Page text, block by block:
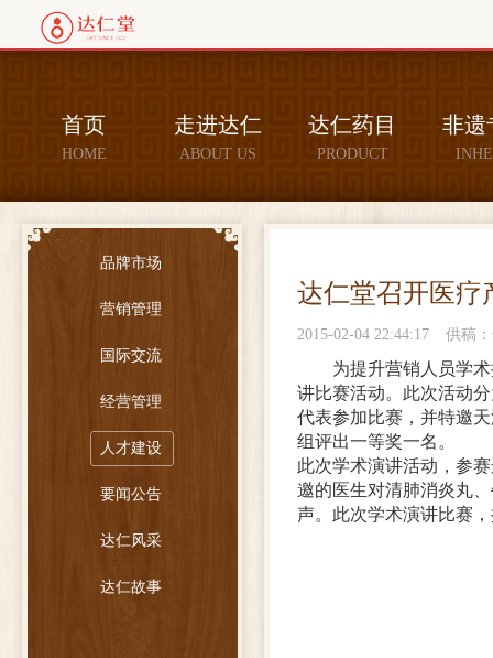
首页
HOME
走进达仁
ABOUT US
达仁药目
PRODUCT
非遗
品牌市场
营销管理
国际交流
经营管理
人才建设
要闻公告
达仁风采
达仁故事
达仁堂召开医疗
2015-02-04 22:44:17 供稿
为提升营销人员学
讲比赛活动。此次活动
代表参加比赛，并特邀
组评出一等奖一名。
此次学术演讲活动，参
邀的医生对清肺消炎丸
声。此次学术演讲比赛